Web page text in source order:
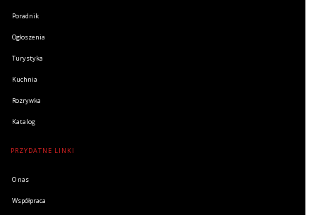
Poradnik
Ogłoszenia
Turystyka
Kuchnia
Rozrywka
Katalog
PRZYDATNE LINKI
O nas
Współpraca